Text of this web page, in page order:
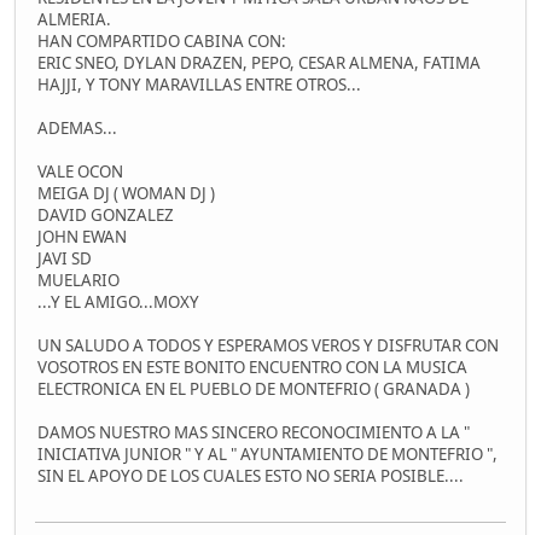
ALMERIA.
HAN COMPARTIDO CABINA CON:
ERIC SNEO, DYLAN DRAZEN, PEPO, CESAR ALMENA, FATIMA
HAJJI, Y TONY MARAVILLAS ENTRE OTROS...
ADEMAS...
VALE OCON
MEIGA DJ ( WOMAN DJ )
DAVID GONZALEZ
JOHN EWAN
JAVI SD
MUELARIO
...Y EL AMIGO...MOXY
UN SALUDO A TODOS Y ESPERAMOS VEROS Y DISFRUTAR CON
VOSOTROS EN ESTE BONITO ENCUENTRO CON LA MUSICA
ELECTRONICA EN EL PUEBLO DE MONTEFRIO ( GRANADA )
DAMOS NUESTRO MAS SINCERO RECONOCIMIENTO A LA "
INICIATIVA JUNIOR " Y AL " AYUNTAMIENTO DE MONTEFRIO ",
SIN EL APOYO DE LOS CUALES ESTO NO SERIA POSIBLE....